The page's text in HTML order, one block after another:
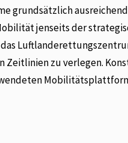
grundsätzlich
jenseits der
Zeitlinien zu verlegen.